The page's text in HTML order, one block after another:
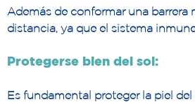
Además de conformar una barrera
distancia, ya que el sistema
Protegerse bien del sol:
Es fundamental proteger la piel